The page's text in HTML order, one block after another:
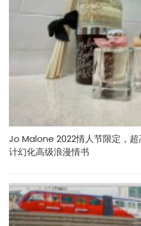
Jo Malone 2022情人节限定，
计幻化高级浪漫情书